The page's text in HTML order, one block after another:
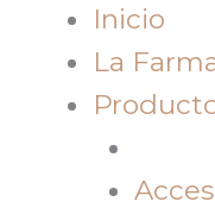
Inicio
La